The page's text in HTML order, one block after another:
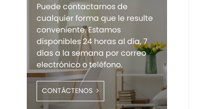
Puede contactarnos de
cualquier forma que le resulte
conveniente. Estamos
disponibles 24 horas al día, 7
días a la semana por correo
electrónico o teléfono.
CONTÁCTENOS